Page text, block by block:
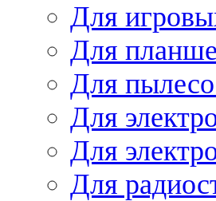
Для
Для
Для
Для
Для
Для